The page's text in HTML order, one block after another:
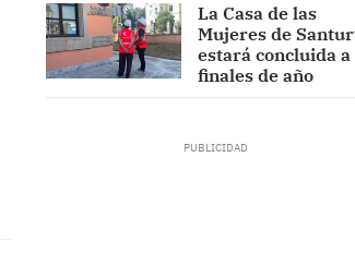
La Casa de las
Mujeres de
estará concluida a
finales de año